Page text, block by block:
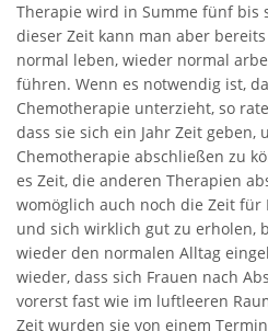
Therapie wird in Summe fünf bis
dieser Zeit kann man aber
normal leben, wieder normal
führen. Wenn es notwendig ist,
Chemotherapie unterzieht, so
dass sie sich ein Jahr Zeit geben,
Chemotherapie abschließen zu
es Zeit, die anderen Therapien
womöglich auch noch die Zeit
und sich wirklich gut zu erholen,
wieder den normalen Alltag
wieder, dass sich Frauen nach
vorerst fast wie im luftleeren
Zeit wurden sie von einem